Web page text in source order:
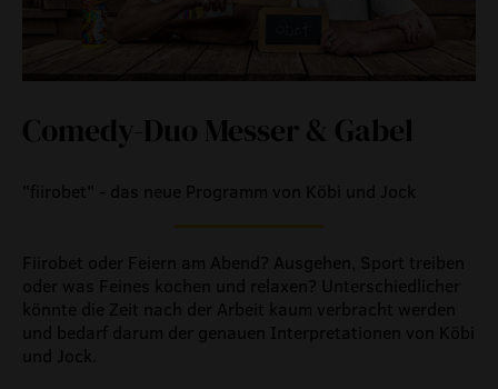
Comedy-Duo Messer & Gabel
"fiirobet" - das neue Programm von Köbi und Jock
Fiirobet oder Feiern am Abend? Ausgehen, Sport treiben
oder was Feines kochen und relaxen? Unterschiedlicher
könnte die Zeit nach der Arbeit kaum verbracht werden
und bedarf darum der genauen Interpretationen von Köbi
und Jock.